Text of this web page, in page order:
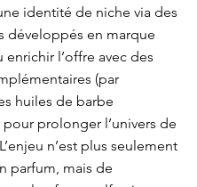
identité de niche via des
développés en marque
enrichir l’offre avec des
(par
huiles de barbe
pour prolonger l’univers de
n’est plus seulement
parfum, mais de